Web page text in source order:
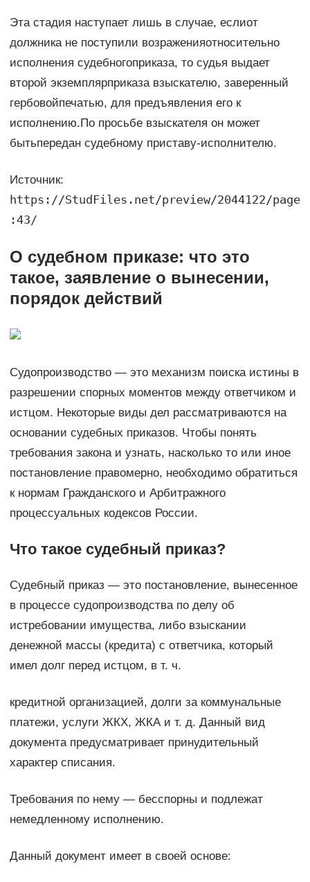
Эта стадия наступает лишь в случае, еслиот
должника не поступили возраженияотносительно
исполнения судебногоприказа, то судья выдает
второй экземплярприказа взыскателю, заверенный
гербовойпечатью, для предъявления его к
исполнению.По просьбе взыскателя он может
бытьпередан судебному приставу-исполнителю.
Источник:
https://StudFiles.net/preview/2044122/page
:43/
О судебном приказе: что это
такое, заявление о вынесении,
порядок действий
Судопроизводство — это механизм поиска истины в
разрешении спорных моментов между ответчиком и
истцом. Некоторые виды дел рассматриваются на
основании судебных приказов. Чтобы понять
требования закона и узнать, насколько то или иное
постановление правомерно, необходимо обратиться
к нормам Гражданского и Арбитражного
процессуальных кодексов России.
Что такое судебный приказ?
Судебный приказ — это постановление, вынесенное
в процессе судопроизводства по делу об
истребовании имущества, либо взыскании
денежной массы (кредита) с ответчика, который
имел долг перед истцом, в т. ч.
кредитной организацией, долги за коммунальные
платежи, услуги ЖКХ, ЖКА и т. д. Данный вид
документа предусматривает принудительный
характер списания.
Требования по нему — бесспорны и подлежат
немедленному исполнению.
Данный документ имеет в своей основе: